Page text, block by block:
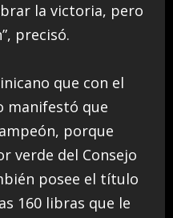
la victoria, pero
precisó.
que con el
manifestó que
porque
verde del Consejo
posee el título
160 libras que le